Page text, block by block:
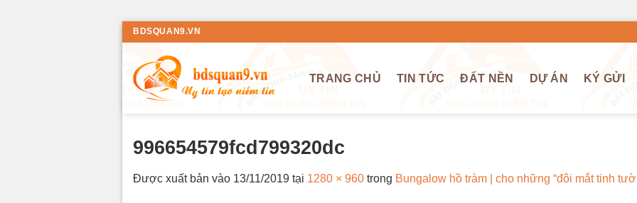
Bỏ
dung
BDSQUAN9.VN
TRANG CHỦ TIN TỨC ĐẤT NỀN DỰ ÁN KÝ GỬI
996654579fcd799320dc
Được xuất bản vào 13/11/2019 tại 1280 × 960 trong Bungalow hồ tràm | cho những “đôi mắt tinh